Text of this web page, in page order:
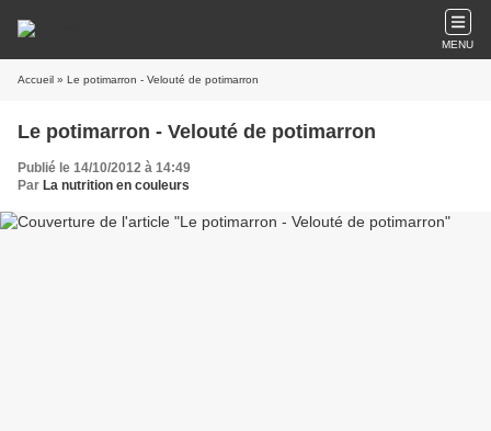
MENU
Accueil » Le potimarron - Velouté de potimarron
Le potimarron - Velouté de potimarron
Publié le 14/10/2012 à 14:49
Par La nutrition en couleurs